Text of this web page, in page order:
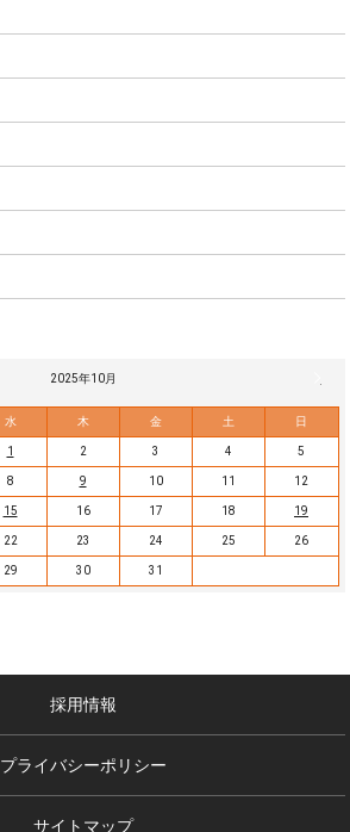
2025年10月
水 木 金 土 日
1 2 3 4 5
8 9 10 11 12
15 16 17 18 19
22 23 24 25 26
29 30 31
採用情報
プライバシーポリシー
サイトマップ